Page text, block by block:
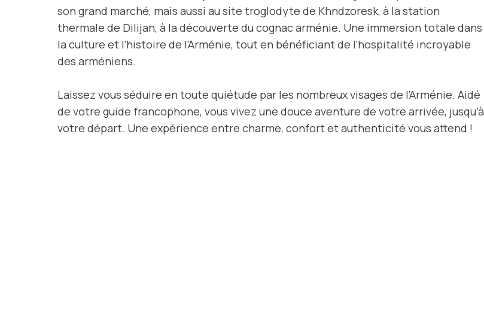
son grand marché, mais aussi au site troglodyte de Khndzoresk, à la station
thermale de Dilijan, à la découverte du cognac arménie. Une immersion totale dans
la culture et l’histoire de l’Arménie, tout en bénéficiant de l’hospitalité incroyable
des arméniens.
Laissez vous séduire en toute quiétude par les nombreux visages de l’Arménie. Aidé
de votre guide francophone, vous vivez une douce aventure de votre arrivée, jusqu’à
votre départ. Une expérience entre charme, confort et authenticité vous attend !